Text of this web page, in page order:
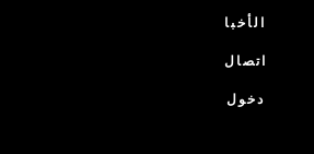
الأخبا
اتصال
دخول